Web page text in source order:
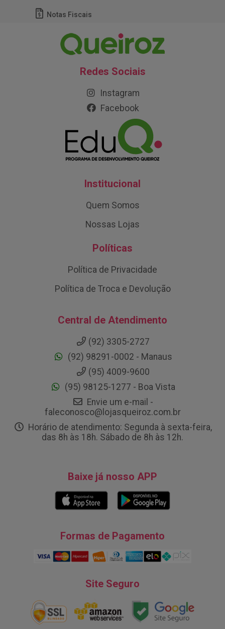
Notas Fiscais
Redes Sociais
Instagram
Facebook
Institucional
Quem Somos
Nossas Lojas
Políticas
Política de Privacidade
Política de Troca e Devolução
Central de Atendimento
(92) 3305-2727
(92) 98291-0002 - Manaus
(95) 4009-9600
(95) 98125-1277 - Boa Vista
Envie um e-mail -
faleconosco@lojasqueiroz.com.br
Horário de atendimento: Segunda à sexta-feira,
das 8h às 18h. Sábado de 8h às 12h.
Baixe já nosso APP
Formas de Pagamento
Site Seguro